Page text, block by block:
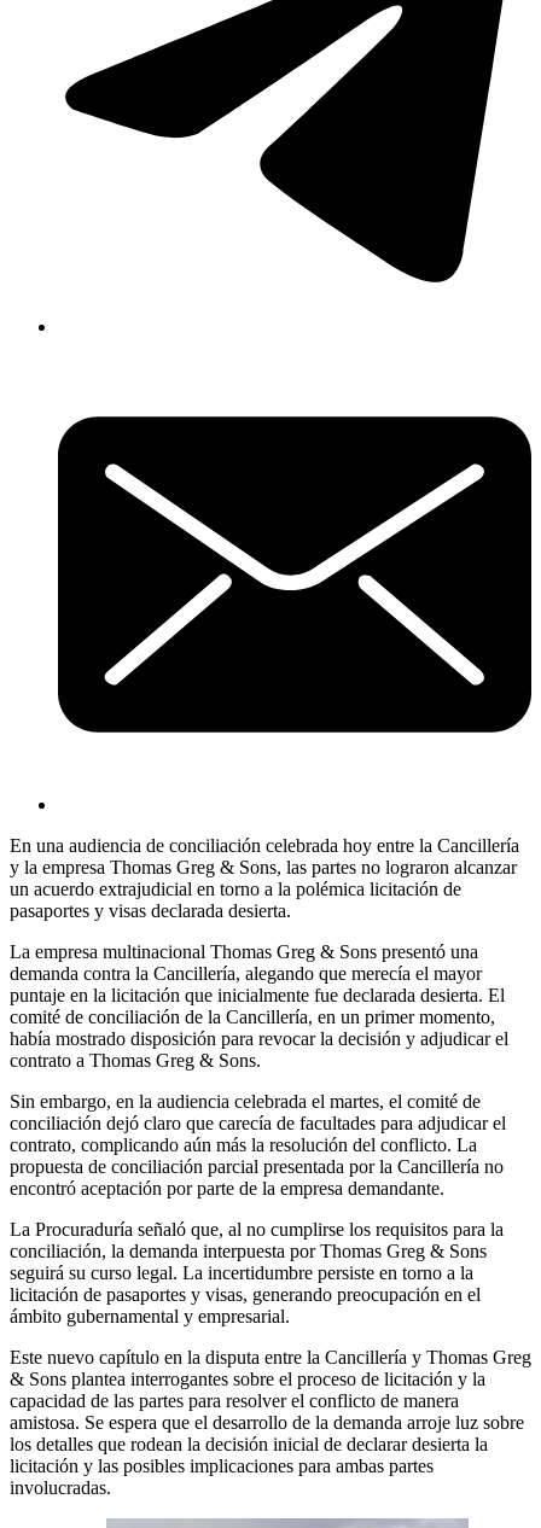
En una audiencia de conciliación celebrada hoy entre la Cancillería
y la empresa Thomas Greg & Sons, las partes no lograron alcanzar
un acuerdo extrajudicial en torno a la polémica licitación de
pasaportes y visas declarada desierta.
La empresa multinacional Thomas Greg & Sons presentó una
demanda contra la Cancillería, alegando que merecía el mayor
puntaje en la licitación que inicialmente fue declarada desierta. El
comité de conciliación de la Cancillería, en un primer momento,
había mostrado disposición para revocar la decisión y adjudicar el
contrato a Thomas Greg & Sons.
Sin embargo, en la audiencia celebrada el martes, el comité de
conciliación dejó claro que carecía de facultades para adjudicar el
contrato, complicando aún más la resolución del conflicto. La
propuesta de conciliación parcial presentada por la Cancillería no
encontró aceptación por parte de la empresa demandante.
La Procuraduría señaló que, al no cumplirse los requisitos para la
conciliación, la demanda interpuesta por Thomas Greg & Sons
seguirá su curso legal. La incertidumbre persiste en torno a la
licitación de pasaportes y visas, generando preocupación en el
ámbito gubernamental y empresarial.
Este nuevo capítulo en la disputa entre la Cancillería y Thomas Greg
& Sons plantea interrogantes sobre el proceso de licitación y la
capacidad de las partes para resolver el conflicto de manera
amistosa. Se espera que el desarrollo de la demanda arroje luz sobre
los detalles que rodean la decisión inicial de declarar desierta la
licitación y las posibles implicaciones para ambas partes
involucradas.